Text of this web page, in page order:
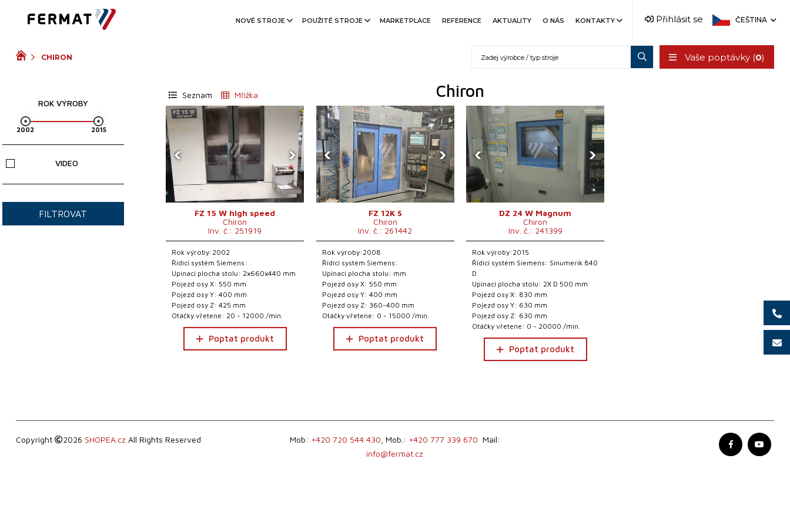
NOVÉ STROJE POUŽITÉ STROJE MARKETPLACE REFERENCE AKTUALITY O NÁS KONTAKTY Přihlásit se ČEŠTINA
CHIRON Vaše poptávky (0)
ROK VÝROBY
VIDEO
FILTROVAT
Seznam Mřížka Chiron
‹ ›
FZ 15 W high speed
Chiron
Inv. č.: 251919
Rok výroby:2002
Řídící systém Siemens:
Upínací plocha stolu: 2x660x440 mm
Pojezd osy X: 550 mm
Pojezd osy Y: 400 mm
Pojezd osy Z: 425 mm
Otáčky vřetene: 20 - 12000 /min.
Poptat produkt
‹ ›
FZ 12K S
Chiron
Inv. č.: 261442
Rok výroby:2008
Řídící systém Siemens:
Upínací plocha stolu: mm
Pojezd osy X: 550 mm
Pojezd osy Y: 400 mm
Pojezd osy Z: 360-400 mm
Otáčky vřetene: 0 - 15000 /min.
Poptat produkt
‹ ›
DZ 24 W Magnum
Chiron
Inv. č.: 241399
Rok výroby:2015
Řídící systém Siemens: Sinumerik 840
D
Upínací plocha stolu: 2X D 500 mm
Pojezd osy X: 830 mm
Pojezd osy Y: 630 mm
Pojezd osy Z: 630 mm
Otáčky vřetene: 0 - 20000 /min.
Poptat produkt
Copyright 2026 SHOPEA.cz All Rights Reserved Mob: +420 720 544 430 , Mob.: +420 777 339 670 Mail:
info@fermat.cz